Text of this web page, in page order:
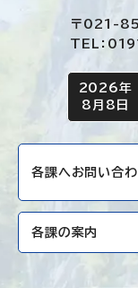
〒021-
TEL：
今日の日付
2026年
8月8日
各課へお問い合
各課の案内